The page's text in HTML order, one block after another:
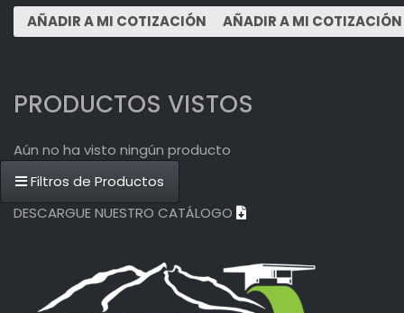
PRODUCTOS VISTOS
Aún no ha visto ningún producto
Filtros de Productos
DESCARGUE NUESTRO CATÁLOGO